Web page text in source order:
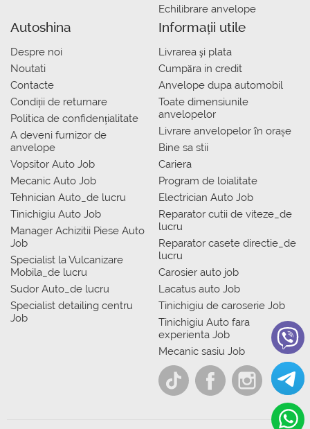
Echilibrare anvelope
Autoshina
Despre noi
Noutati
Contacte
Condiții de returnare
Politica de confidențialitate
A deveni furnizor de
anvelope
Vopsitor Auto Job
Mecanic Auto Job
Tehnician Auto_de lucru
Tinichigiu Auto Job
Manager Achizitii Piese Auto
Job
Specialist la Vulcanizare
Mobila_de lucru
Sudor Auto_de lucru
Specialist detailing centru
Job
Informații utile
Livrarea şi plata
Сumpăra in credit
Anvelope dupa automobil
Toate dimensiunile
anvelopelor
Livrare anvelopelor în orașe
Bine sa stii
Cariera
Program de loialitate
Electrician Auto Job
Reparator cutii de viteze_de
lucru
Reparator casete directie_de
lucru
Carosier auto job
Lacatus auto Job
Tinichigiu de caroserie Job
Tinichigiu Auto fara
experienta Job
Mecanic sasiu Job